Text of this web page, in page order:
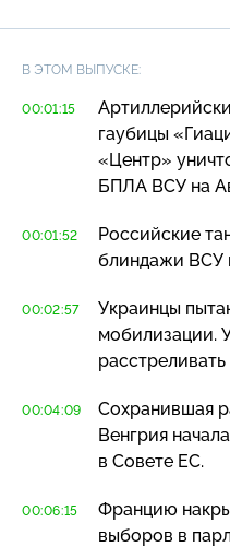
В ЭТОМ ВЫПУСКЕ:
00:01:15
гаубицы
«Центр»
БПЛА ВСУ на
00:01:52 Российские
блиндажи ВСУ
00:02:57
Украинцы
мобилизации.
00:04:09
Сохранившая
Венгрия
в Совете ЕС.
00:06:15
Францию
выборов в